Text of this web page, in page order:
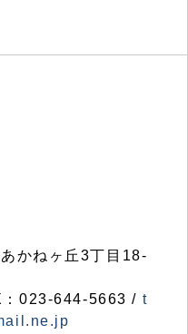
かねヶ丘3丁目18-
023-644-5663 / t